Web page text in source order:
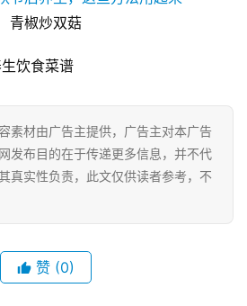
青椒炒双菇
饮食菜谱
素材由广告主提供，广告主对本广告
发布目的在于传递更多信息，并不代
真实性负责，此文仅供读者参考，不
赞 (0)